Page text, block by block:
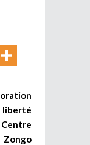
liberté
Centre